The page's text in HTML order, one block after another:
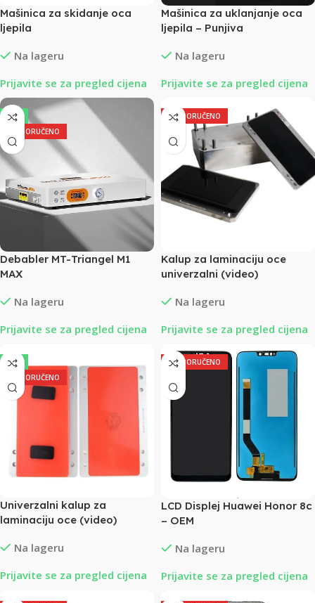
Mašinica za skidanje oca
ljepila
Na lageru
Prijavite se za pregled cijena
Mašinica za uklanjanje oca
ljepila – Punjiva
Na lageru
Prijavite se za pregled cijena
-5%
PREPORUČENO
Debabler MT-Triangel M1
MAX
Na lageru
Prijavite se za pregled cijena
PREPORUČENO
Kalup za laminaciju oce
univerzalni (video)
Na lageru
Prijavite se za pregled cijena
-9%
PREPORUČENO
Univerzalni kalup za
laminaciju oce (video)
Na lageru
Prijavite se za pregled cijena
PREPORUČENO
LCD Displej Huawei Honor 8c
– OEM
Na lageru
Prijavite se za pregled cijena